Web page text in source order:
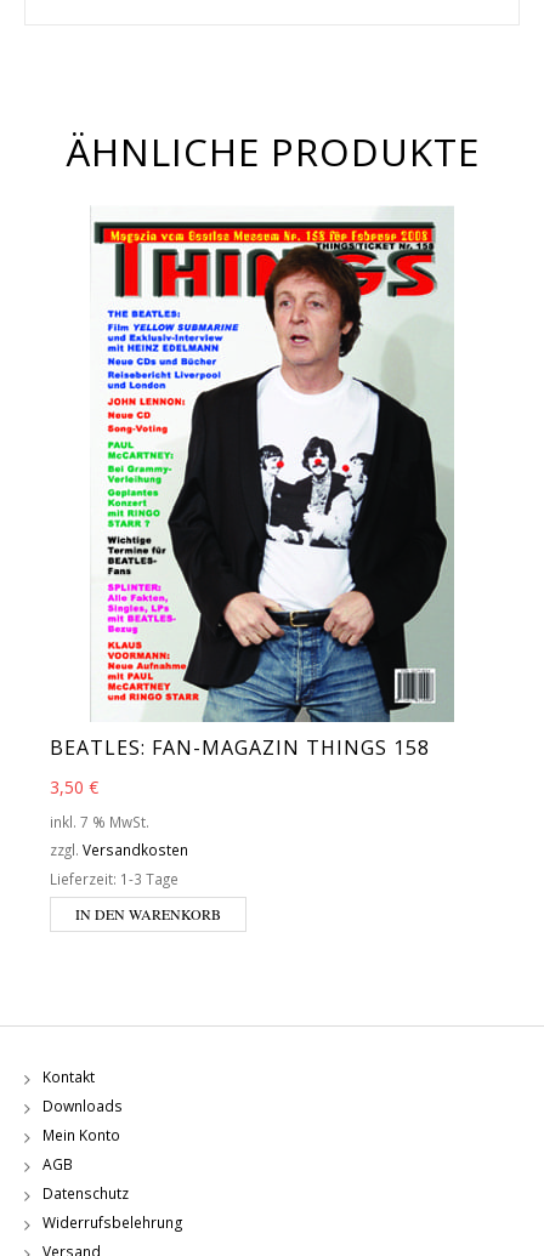
ÄHNLICHE PRODUKTE
BEATLES: FAN-MAGAZIN THINGS 158
3,50 €
inkl. 7 % MwSt.
zzgl. Versandkosten
Lieferzeit: 1-3 Tage
IN DEN WARENKORB
Kontakt
Downloads
Mein Konto
AGB
Datenschutz
Widerrufsbelehrung